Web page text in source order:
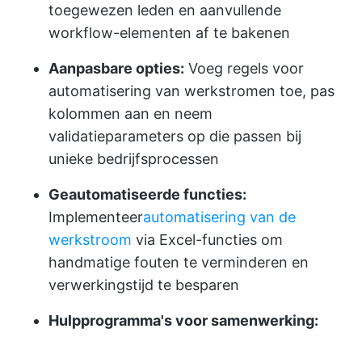
toegewezen leden en aanvullende
workflow-elementen af te bakenen
Aanpasbare opties: Voeg regels voor
automatisering van werkstromen toe, pas
kolommen aan en neem
validatieparameters op die passen bij
unieke bedrijfsprocessen
Geautomatiseerde functies:
Implementeerautomatisering van de
werkstroom via Excel-functies om
handmatige fouten te verminderen en
verwerkingstijd te besparen
Hulpprogramma's voor samenwerking: